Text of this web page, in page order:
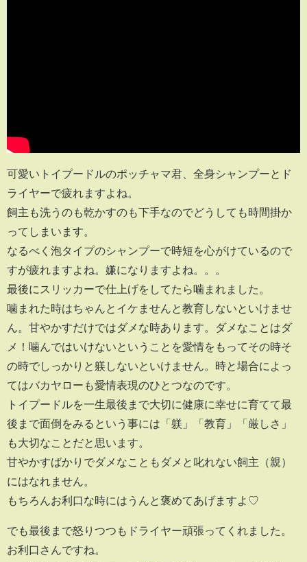
可愛いトイプードルのポッチャマ君、全身シャンプーとド
ライヤーで疲れますよね。
飼主も洗うのも乾かすのも下手なのでどうしても時間掛か
ってしまいます。
なるべく泡タイプのシャンプーで時短を心がけているので
すが疲れますよね。嫌になりますよね。。。
最後にスリッカーで仕上げをしてたら噛まれました。
噛まれた時はちゃんとイケませんと教育しないといけませ
ん。甘やかすだけではダメな時あります。ダメなことはダ
メ！噛んではいけないということを愛情をもってその時そ
の時でしっかりと躾しないといけません。時と場合によっ
てはバカヤローも愛情表現のひとつなのです。
トイプードルを一生最後まで大切に健康に幸せに育てて最
後まで面倒をみるという事には「躾」「教育」「厳しさ」
も大切なことだと思います。
甘やかすばかりでダメなこともダメと叱れない飼主（親）
にはなれません。
もちろんお利口な時にはうんと褒めてあげますよ♡
でも最後まで怒りつつもドライヤー頑張ってくれました。
お利口さんですね。